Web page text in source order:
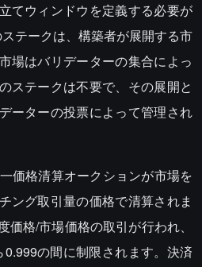
てウィンドウを定義する必要が
テークは、構築者が展開する市
場はバリデーターの集合によっ
ステークは不要で、その展開と
ーターの投票によって管理され
価格清算オークションが市場を
ング取引量の価格で清算されま
格/市場価格の取引が行われ、
の間に制限されます。決済